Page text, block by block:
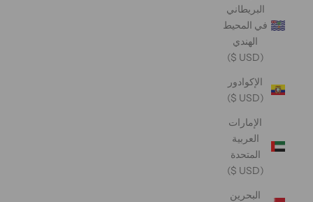
البريطاني
في المحيط
الهندي
(USD $)
الإكوادور
(USD $)
الإمارات
العربية
المتحدة
(USD $)
البحرين